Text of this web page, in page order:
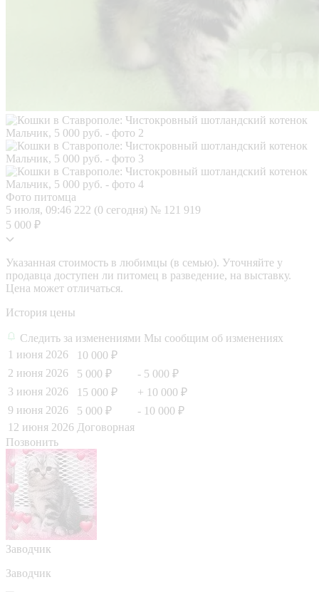
Фото питомца
5 июля, 09:46 222 (0 сегодня) № 121 919
5 000 ₽
Указанная стоимость в любимцы (в семью). Уточняйте у
продавца доступен ли питомец в разведение, на выставку.
Цена может отличаться.
История цены
Следить за изменениями Мы сообщим об изменениях
1 июня 2026
10 000 ₽
2 июня 2026
5 000 ₽
- 5 000 ₽
3 июня 2026
15 000 ₽
+ 10 000 ₽
9 июня 2026
5 000 ₽
- 10 000 ₽
12 июня 2026 Договорная
Позвонить
Заводчик
Заводчик